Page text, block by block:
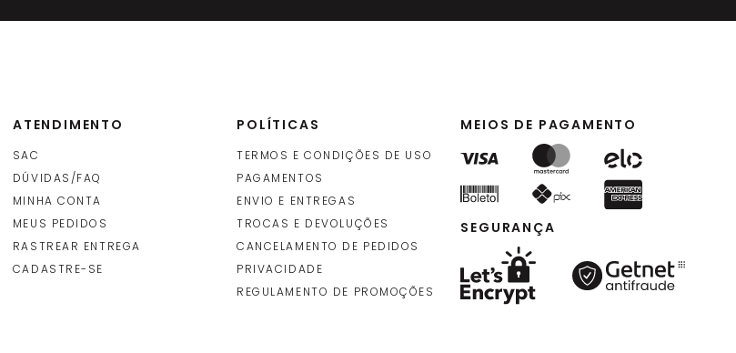
ATENDIMENTO
SAC
DÚVIDAS/FAQ
MINHA CONTA
MEUS PEDIDOS
RASTREAR ENTREGA
CADASTRE-SE
POLÍTICAS
TERMOS E CONDIÇÕES DE USO
PAGAMENTOS
ENVIO E ENTREGAS
TROCAS E DEVOLUÇÕES
CANCELAMENTO DE PEDIDOS
PRIVACIDADE
REGULAMENTO DE PROMOÇÕES
MEIOS DE PAGAMENTO
SEGURANÇA